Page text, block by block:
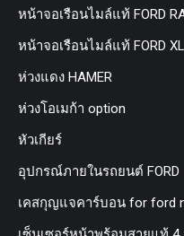
หน้าจอเรือนไมล์แท้ FORD
หน้าจอเรือนไมล์แท้ FORD
ห่วงแดง HAMER
ห่วงโอเมก้า option
หัวเกียร์
อุปกรณ์ภายในรถยนต์ FORD
เคสกุญแจคาร์บอน for ford